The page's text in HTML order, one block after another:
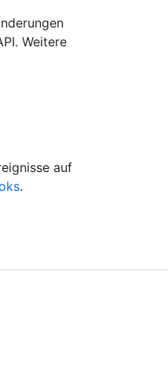
Weitere
auf
.